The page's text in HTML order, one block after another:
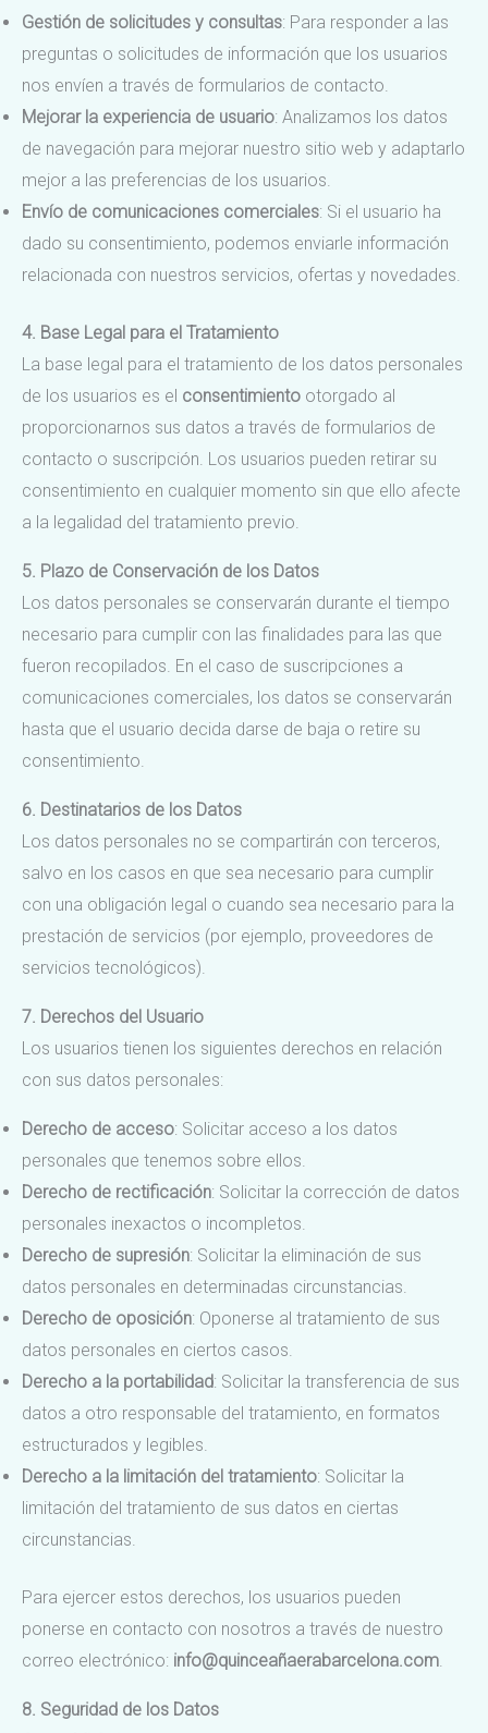
Gestión de solicitudes y consultas: Para responder a las
preguntas o solicitudes de información que los usuarios
nos envíen a través de formularios de contacto.
Mejorar la experiencia de usuario: Analizamos los datos
de navegación para mejorar nuestro sitio web y adaptarlo
mejor a las preferencias de los usuarios.
Envío de comunicaciones comerciales: Si el usuario ha
dado su consentimiento, podemos enviarle información
relacionada con nuestros servicios, ofertas y novedades.
4. Base Legal para el Tratamiento
La base legal para el tratamiento de los datos personales
de los usuarios es el consentimiento otorgado al
proporcionarnos sus datos a través de formularios de
contacto o suscripción. Los usuarios pueden retirar su
consentimiento en cualquier momento sin que ello afecte
a la legalidad del tratamiento previo.
5. Plazo de Conservación de los Datos
Los datos personales se conservarán durante el tiempo
necesario para cumplir con las finalidades para las que
fueron recopilados. En el caso de suscripciones a
comunicaciones comerciales, los datos se conservarán
hasta que el usuario decida darse de baja o retire su
consentimiento.
6. Destinatarios de los Datos
Los datos personales no se compartirán con terceros,
salvo en los casos en que sea necesario para cumplir
con una obligación legal o cuando sea necesario para la
prestación de servicios (por ejemplo, proveedores de
servicios tecnológicos).
7. Derechos del Usuario
Los usuarios tienen los siguientes derechos en relación
con sus datos personales:
Derecho de acceso: Solicitar acceso a los datos
personales que tenemos sobre ellos.
Derecho de rectificación: Solicitar la corrección de datos
personales inexactos o incompletos.
Derecho de supresión: Solicitar la eliminación de sus
datos personales en determinadas circunstancias.
Derecho de oposición: Oponerse al tratamiento de sus
datos personales en ciertos casos.
Derecho a la portabilidad: Solicitar la transferencia de sus
datos a otro responsable del tratamiento, en formatos
estructurados y legibles.
Derecho a la limitación del tratamiento: Solicitar la
limitación del tratamiento de sus datos en ciertas
circunstancias.
Para ejercer estos derechos, los usuarios pueden
ponerse en contacto con nosotros a través de nuestro
correo electrónico: info@quinceañaerabarcelona.com.
8. Seguridad de los Datos